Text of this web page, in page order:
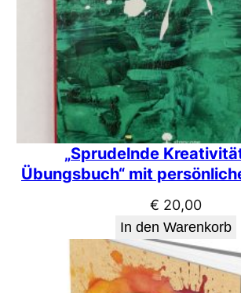
„Sprudelnde
Übungsbuch“ mit
€ 20,00
In den Warenkorb